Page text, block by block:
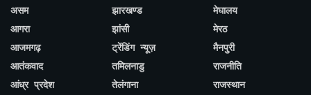
असम
आगरा
आजमगढ़
आतंकवाद
आंध्र प्रदेश
झारखण्ड
झांसी
ट्रेंडिंग न्यूज़
तमिलनाडु
तेलंगाना
मेघालय
मेरठ
मैनपुरी
राजनीति
राजस्थान